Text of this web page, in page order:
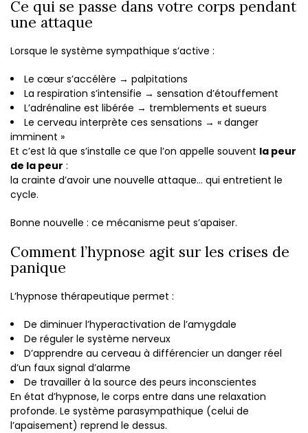
Ce qui se passe dans votre corps pendant
une attaque
Lorsque le système sympathique s’active :
Le cœur s’accélère → palpitations
La respiration s’intensifie → sensation d’étouffement
L’adrénaline est libérée → tremblements et sueurs
Le cerveau interprète ces sensations → « danger
imminent »
Et c’est là que s’installe ce que l’on appelle souvent la peur
de la peur :
la crainte d’avoir une nouvelle attaque… qui entretient le
cycle.
Bonne nouvelle : ce mécanisme peut s’apaiser.
Comment l’hypnose agit sur les crises de
panique
L’hypnose thérapeutique permet :
De diminuer l’hyperactivation de l’amygdale
De réguler le système nerveux
D’apprendre au cerveau à différencier un danger réel
d’un faux signal d’alarme
De travailler à la source des peurs inconscientes
En état d’hypnose, le corps entre dans une relaxation
profonde. Le système parasympathique (celui de
l’apaisement) reprend le dessus.